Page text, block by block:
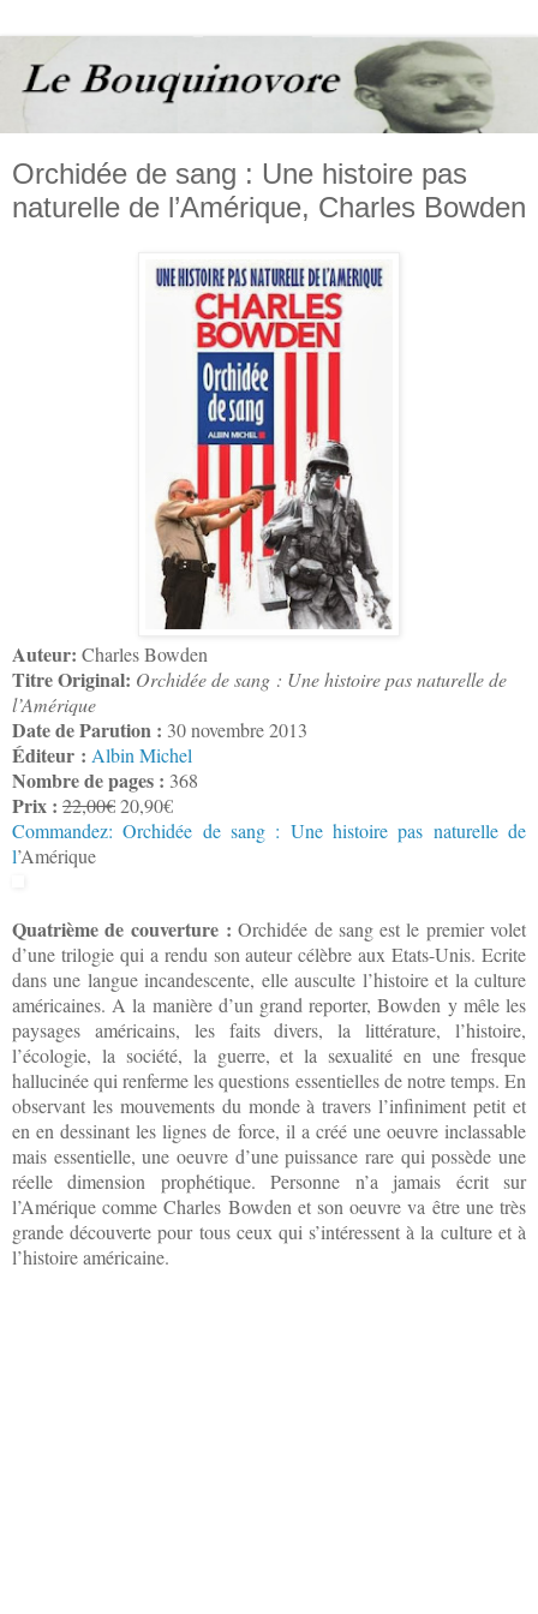
Orchidée de sang : Une histoire pas
naturelle de l’Amérique, Charles Bowden
Auteur: Charles Bowden
Titre Original: Orchidée de sang : Une histoire pas naturelle de
l’Amérique
Date de Parution : 30 novembre 2013
Éditeur : Albin Michel
Nombre de pages : 368
Prix : 22,00€20,90€
Commandez: Orchidée de sang : Une histoire pas naturelle de
l’Amérique
Quatrième de couverture : Orchidée de sang est le premier volet
d’une trilogie qui a rendu son auteur célèbre aux Etats-Unis. Ecrite
dans une langue incandescente, elle ausculte l’histoire et la culture
américaines. A la manière d’un grand reporter, Bowden y mêle les
paysages américains, les faits divers, la littérature, l’histoire,
l’écologie, la société, la guerre, et la sexualité en une fresque
hallucinée qui renferme les questions essentielles de notre temps. En
observant les mouvements du monde à travers l’infiniment petit et
en en dessinant les lignes de force, il a créé une oeuvre inclassable
mais essentielle, une oeuvre d’une puissance rare qui possède une
réelle dimension prophétique. Personne n’a jamais écrit sur
l’Amérique comme Charles Bowden et son oeuvre va être une très
grande découverte pour tous ceux qui s’intéressent à la culture et à
l’histoire américaine.